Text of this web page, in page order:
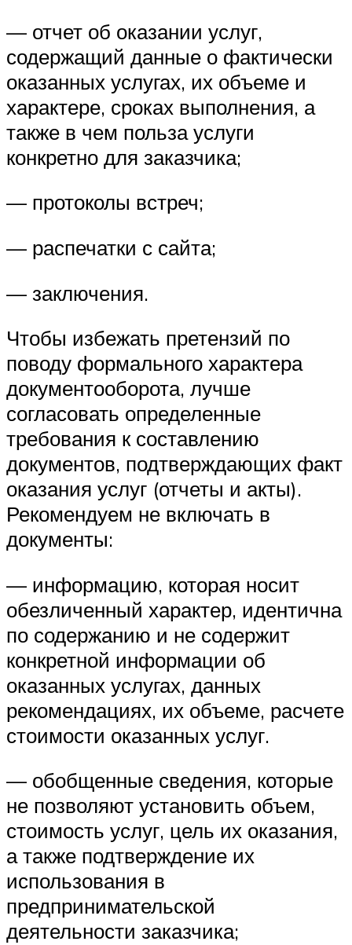
— отчет об оказании услуг,
содержащий данные о фактически
оказанных услугах, их объеме и
характере, сроках выполнения, а
также в чем польза услуги
конкретно для заказчика;
— протоколы встреч;
— распечатки с сайта;
— заключения.
Чтобы избежать претензий по
поводу формального характера
документооборота, лучше
согласовать определенные
требования к составлению
документов, подтверждающих факт
оказания услуг (отчеты и акты).
Рекомендуем не включать в
документы:
— информацию, которая носит
обезличенный характер, идентична
по содержанию и не содержит
конкретной информации об
оказанных услугах, данных
рекомендациях, их объеме, расчете
стоимости оказанных услуг.
— обобщенные сведения, которые
не позволяют установить объем,
стоимость услуг, цель их оказания,
а также подтверждение их
использования в
предпринимательской
деятельности заказчика;